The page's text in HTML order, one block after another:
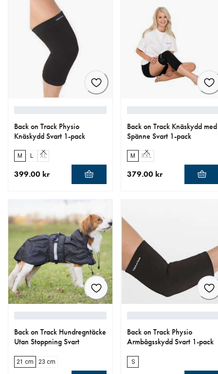
Back on Track Physio
Knäskydd Svart 1-pack
M L XL
399.00 kr
Back on Track Knäskydd med
Spänne Svart 1-pack
M XXL
379.00 kr
Back on Track Hundregntäcke
Utan Stoppning Svart
21 cm 23 cm
Back on Track Physio
Armbågsskydd Svart 1-pack
S